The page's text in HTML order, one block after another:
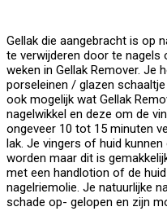
Gellak die aangebracht is op
te verwijderen door te nagels
weken in Gellak Remover. Je
porseleinen / glazen
ook mogelijk wat Gellak
nagelwikkel en deze om de
ongeveer 10 tot 15 minuten
lak. Je vingers of huid
worden maar dit is
met een handlotion of de
nagelriemolie. Je natuurlijke
schade op- gelopen en zijn